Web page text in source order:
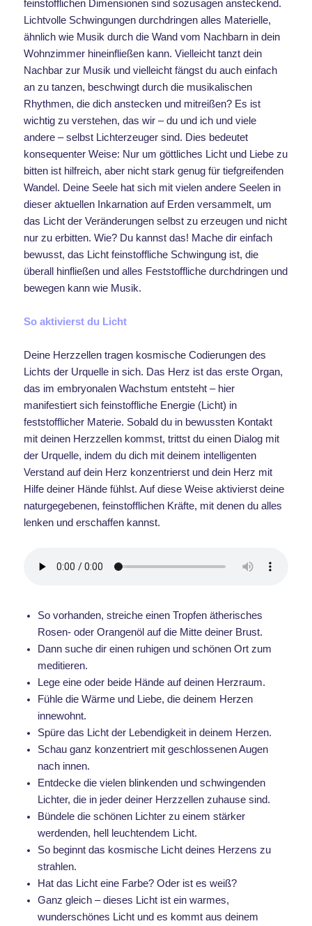
feinstofflichen Dimensionen sind sozusagen ansteckend.
Lichtvolle Schwingungen durchdringen alles Materielle,
ähnlich wie Musik durch die Wand vom Nachbarn in dein
Wohnzimmer hineinfließen kann. Vielleicht tanzt dein
Nachbar zur Musik und vielleicht fängst du auch einfach
an zu tanzen, beschwingt durch die musikalischen
Rhythmen, die dich anstecken und mitreißen? Es ist
wichtig zu verstehen, das wir – du und ich und viele
andere – selbst Lichterzeuger sind. Dies bedeutet
konsequenter Weise: Nur um göttliches Licht und Liebe zu
bitten ist hilfreich, aber nicht stark genug für tiefgreifenden
Wandel. Deine Seele hat sich mit vielen andere Seelen in
dieser aktuellen Inkarnation auf Erden versammelt, um
das Licht der Veränderungen selbst zu erzeugen und nicht
nur zu erbitten. Wie? Du kannst das! Mache dir einfach
bewusst, das Licht feinstoffliche Schwingung ist, die
überall hinfließen und alles Feststoffliche durchdringen und
bewegen kann wie Musik.
So aktivierst du Licht
Deine Herzzellen tragen kosmische Codierungen des
Lichts der Urquelle in sich. Das Herz ist das erste Organ,
das im embryonalen Wachstum entsteht – hier
manifestiert sich feinstoffliche Energie (Licht) in
feststofflicher Materie. Sobald du in bewussten Kontakt
mit deinen Herzzellen kommst, trittst du einen Dialog mit
der Urquelle, indem du dich mit deinem intelligenten
Verstand auf dein Herz konzentrierst und dein Herz mit
Hilfe deiner Hände fühlst. Auf diese Weise aktivierst deine
naturgegebenen, feinstofflichen Kräfte, mit denen du alles
lenken und erschaffen kannst.
So vorhanden, streiche einen Tropfen ätherisches
Rosen- oder Orangenöl auf die Mitte deiner Brust.
Dann suche dir einen ruhigen und schönen Ort zum
meditieren.
Lege eine oder beide Hände auf deinen Herzraum.
Fühle die Wärme und Liebe, die deinem Herzen
innewohnt.
Spüre das Licht der Lebendigkeit in deinem Herzen.
Schau ganz konzentriert mit geschlossenen Augen
nach innen.
Entdecke die vielen blinkenden und schwingenden
Lichter, die in jeder deiner Herzzellen zuhause sind.
Bündele die schönen Lichter zu einem stärker
werdenden, hell leuchtendem Licht.
So beginnt das kosmische Licht deines Herzens zu
strahlen.
Hat das Licht eine Farbe? Oder ist es weiß?
Ganz gleich – dieses Licht ist ein warmes,
wunderschönes Licht und es kommt aus deinem